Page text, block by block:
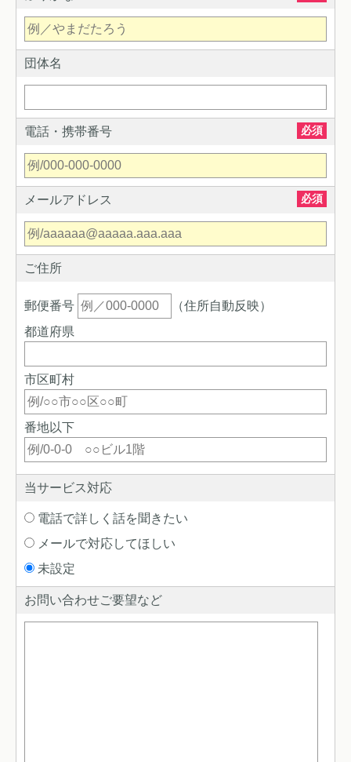
団体名
電話・携帯番号 必須
メールアドレス 必須
ご住所
郵便番号
（住所自動反映）
都道府県
市区町村
番地以下
当サービス対応
電話で詳しく話を聞きたい
メールで対応してほしい
未設定
お問い合わせご要望など